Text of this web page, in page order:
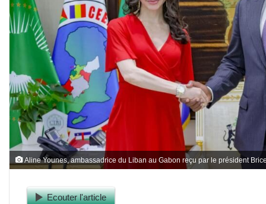
Aline Younes, ambassadrice du Liban au Gabon reçu par le président
Ecouter l'article